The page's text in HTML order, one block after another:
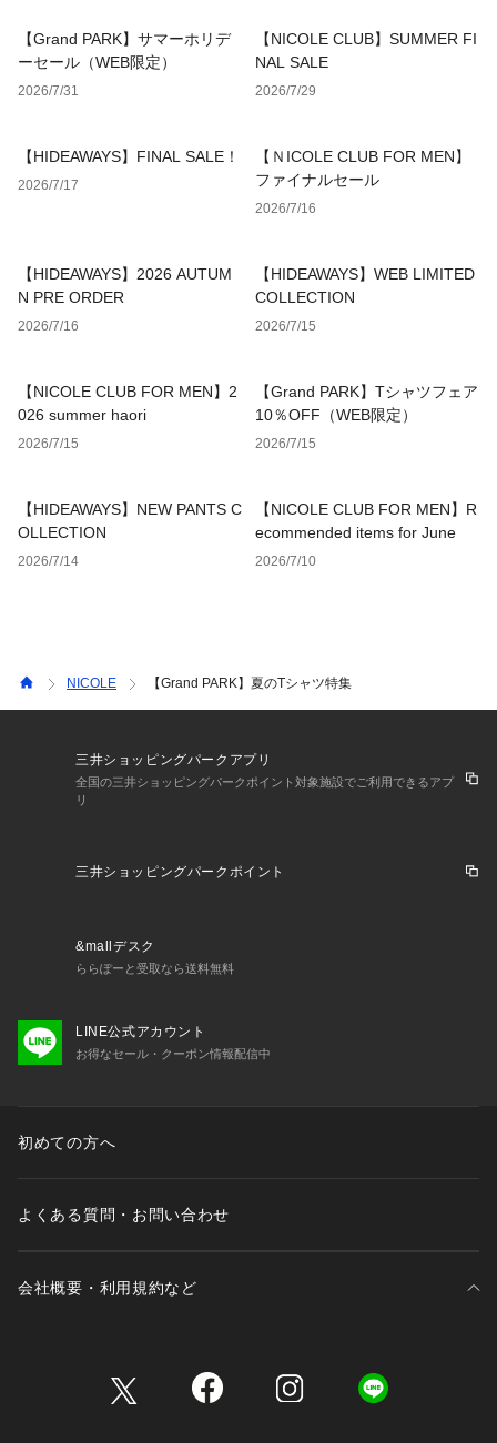
【Grand PARK】サマーホリデ
ーセール（WEB限定）
2026/7/31
【NICOLE CLUB】SUMMER FI
NAL SALE
2026/7/29
【HIDEAWAYS】FINAL SALE！
2026/7/17
【ＮICOLE CLUB FOR MEN】
ファイナルセール
2026/7/16
【HIDEAWAYS】2026 AUTUM
N PRE ORDER
2026/7/16
【HIDEAWAYS】WEB LIMITED
COLLECTION
2026/7/15
【NICOLE CLUB FOR MEN】2
026 summer haori
2026/7/15
【Grand PARK】Tシャツフェア
10％OFF（WEB限定）
2026/7/15
【HIDEAWAYS】NEW PANTS C
OLLECTION
2026/7/14
【NICOLE CLUB FOR MEN】R
ecommended items for June
2026/7/10
NICOLE 【Grand PARK】夏のTシャツ特集
三井ショッピングパークアプリ
全国の三井ショッピングパークポイント対象施設でご利用できるアプ
リ
三井ショッピングパークポイント
&mallデスク
ららぽーと受取なら送料無料
LINE公式アカウント
お得なセール・クーポン情報配信中
初めての方へ
よくある質問・お問い合わせ
会社概要・利用規約など